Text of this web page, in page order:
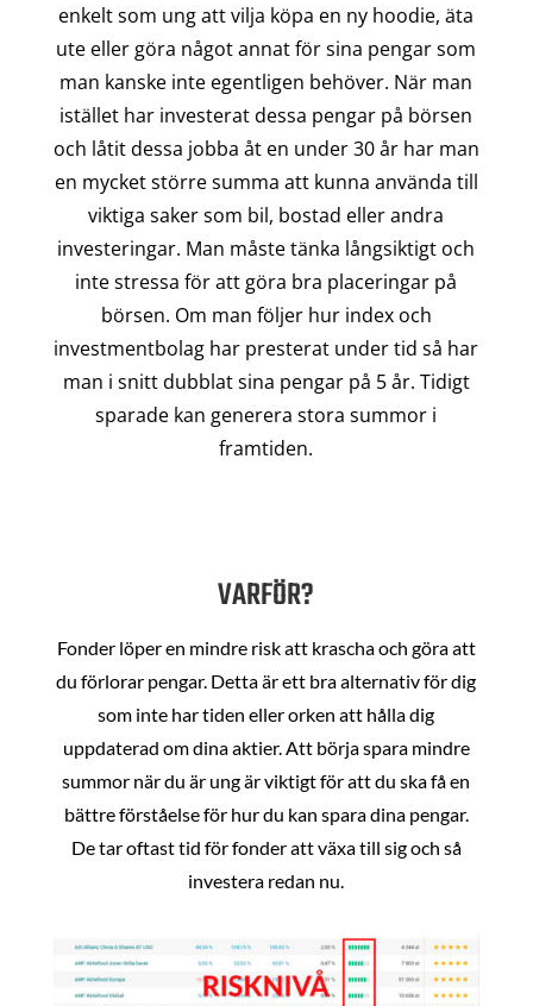
enkelt som ung att vilja köpa en ny hoodie, äta
ute eller göra något annat för sina pengar som
man kanske inte egentligen behöver. När man
istället har investerat dessa pengar på börsen
och låtit dessa jobba åt en under 30 år har man
en mycket större summa att kunna använda till
viktiga saker som bil, bostad eller andra
investeringar. Man måste tänka långsiktigt och
inte stressa för att göra bra placeringar på
börsen. Om man följer hur index och
investmentbolag har presterat under tid så har
man i snitt dubblat sina pengar på 5 år. Tidigt
sparade kan generera stora summor i
framtiden.
VARFÖR?
Fonder löper en mindre risk att krascha och göra att
du förlorar pengar. Detta är ett bra alternativ för dig
som inte har tiden eller orken att hålla dig
uppdaterad om dina aktier. Att börja spara mindre
summor när du är ung är viktigt för att du ska få en
bättre förståelse för hur du kan spara dina pengar.
De tar oftast tid för fonder att växa till sig och så
investera redan nu.